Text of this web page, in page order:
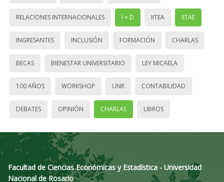
RELACIONES INTERNACIONALES I + D IITEA IITAE
INGRESANTES INCLUSIÓN FORMACIÓN CHARLAS
BECAS BIENESTAR UNIVERSITARIO LEY MICAELA
100 AÑOS WORKSHOP UNR CONTABILIDAD
DEBATES OPINIÓN CHARLAS LIBROS
Facultad de Ciencias Económicas y Estadística - Universidad
Nacional de Rosario